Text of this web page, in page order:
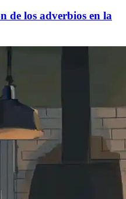
de los adverbios en la